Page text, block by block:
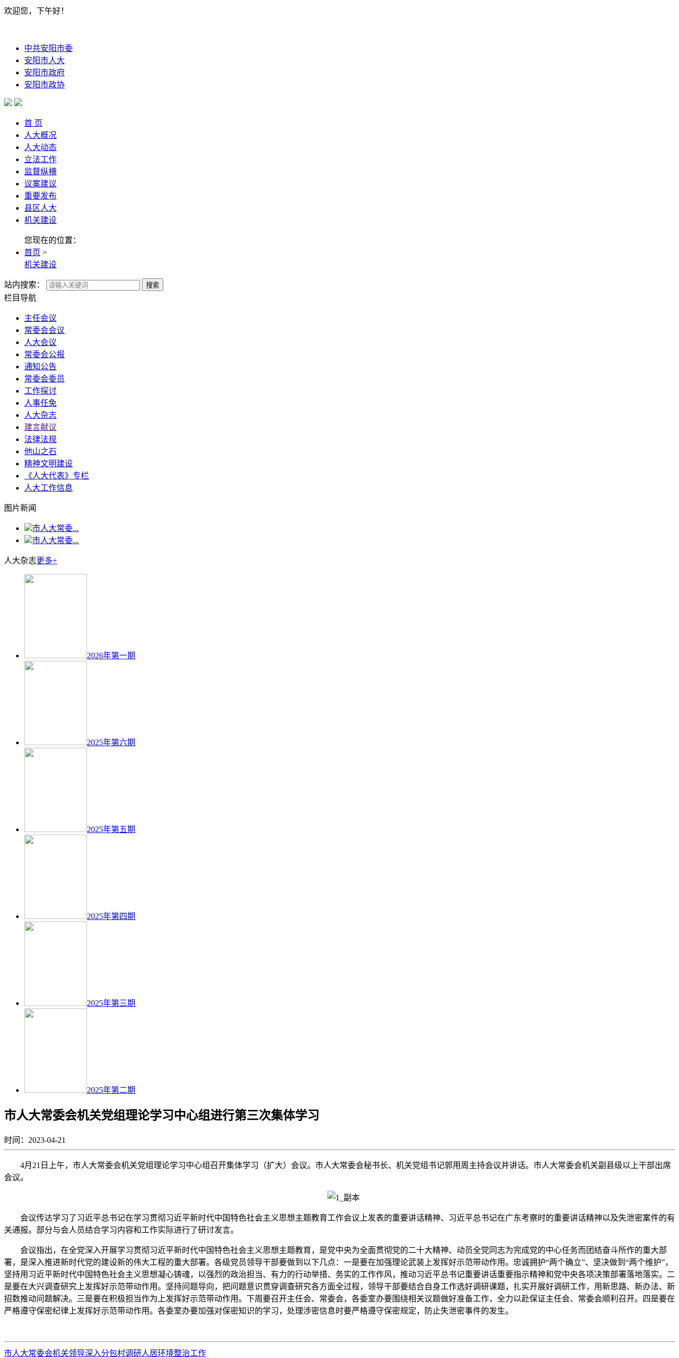
欢迎您，下午好！
中共安阳市委
安阳市人大
安阳市政府
安阳市政协
首 页
人大概况
人大动态
立法工作
监督纵横
议案建议
重要发布
县区人大
机关建设
您现在的位置：
首页 >
机关建设
站内搜索： 搜索
栏目导航
主任会议
常委会会议
人大会议
常委会公报
通知公告
常委会委员
工作探讨
人事任免
人大杂志
建言献议
法律法规
他山之石
精神文明建设
《人大代表》专栏
人大工作信息
图片新闻
市人大常委...
市人大常委...
人大杂志更多+
2026年第一期
2025年第六期
2025年第五期
2025年第四期
2025年第三期
2025年第二期
市人大常委会机关党组理论学习中心组进行第三次集体学习
时间：2023-04-21
4月21日上午，市人大常委会机关党组理论学习中心组召开集体学习（扩大）会议。市人大常委会秘书长、机关党组书记郭用周主持会议并讲话。市人大常委会机关副县级以上干部出席
会议。
会议传达学习了习近平总书记在学习贯彻习近平新时代中国特色社会主义思想主题教育工作会议上发表的重要讲话精神、习近平总书记在广东考察时的重要讲话精神以及失泄密案件的有
关通报。部分与会人员结合学习内容和工作实际进行了研讨发言。
会议指出，在全党深入开展学习贯彻习近平新时代中国特色社会主义思想主题教育，是党中央为全面贯彻党的二十大精神、动员全党同志为完成党的中心任务而团结奋斗所作的重大部
署，是深入推进新时代党的建设新的伟大工程的重大部署。各级党员领导干部要做到以下几点：一是要在加强理论武装上发挥好示范带动作用。忠诚拥护“两个确立”、坚决做到“两个维护”，
坚持用习近平新时代中国特色社会主义思想凝心铸魂，以强烈的政治担当、有力的行动举措、务实的工作作风，推动习近平总书记重要讲话重要指示精神和党中央各项决策部署落地落实。二
是要在大兴调查研究上发挥好示范带动作用。坚持问题导向，把问题意识贯穿调查研究各方面全过程，领导干部要结合自身工作选好调研课题，扎实开展好调研工作，用新思路、新办法、新
招数推动问题解决。三是要在积极担当作为上发挥好示范带动作用。下周要召开主任会、常委会，各委室办要围绕相关议题做好准备工作，全力以赴保证主任会、常委会顺利召开。四是要在
严格遵守保密纪律上发挥好示范带动作用。各委室办要加强对保密知识的学习，处理涉密信息时要严格遵守保密规定，防止失泄密事件的发生。
市人大常委会机关领导深入分包村调研人居环境整治工作